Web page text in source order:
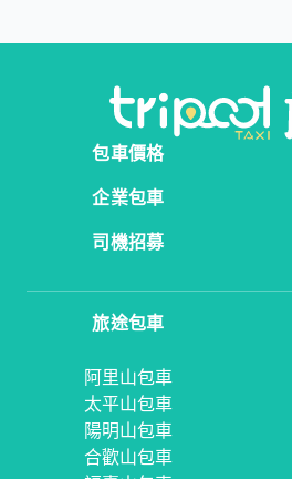
包車價格
企業包車
司機招募
旅途包車
阿里山包車
太平山包車
陽明山包車
合歡山包車